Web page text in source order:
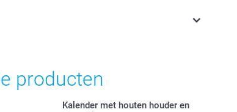
inclusief BTW en exclusief verzendkosten.
producten
Kalender met houten houder en